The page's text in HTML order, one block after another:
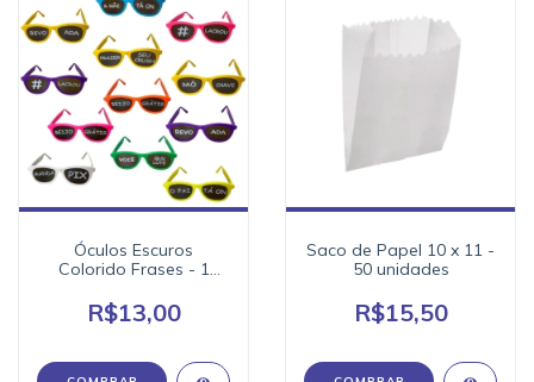
Óculos Escuros
Colorido Frases - 1
R$13,00
Saco de Papel 10 x 11 -
50 unidades
R$15,50